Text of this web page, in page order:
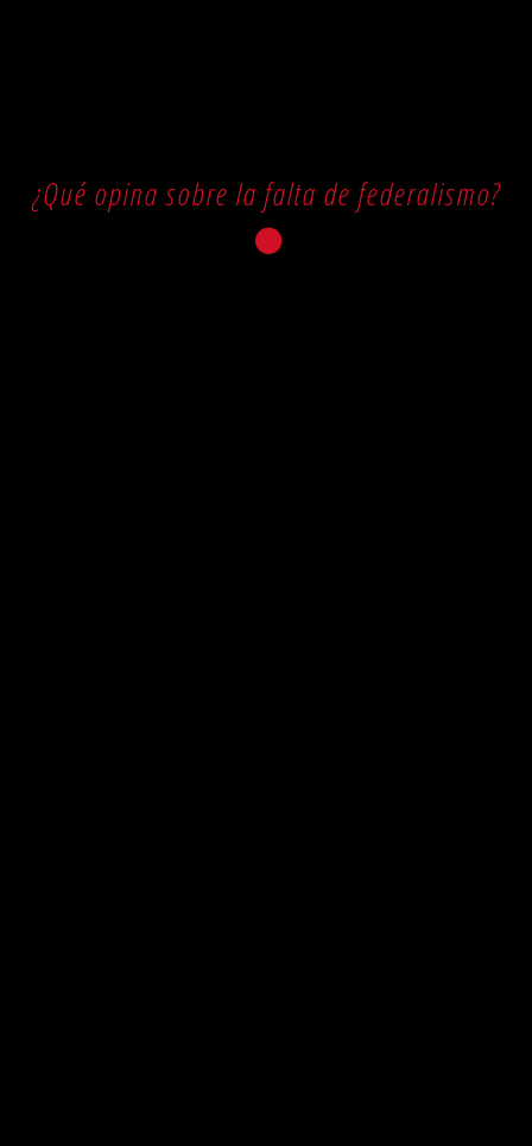
¿Qué opina sobre la falta de federalismo?